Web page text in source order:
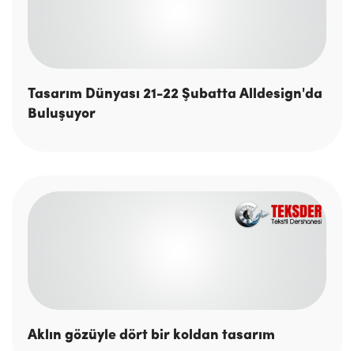
Tasarım Dünyası 21-22 Şubatta Alldesign'da
Buluşuyor
Aklın gözüyle dört bir koldan tasarım